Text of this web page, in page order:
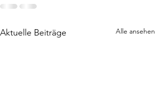
Aktuelle Beiträge Alle ansehen